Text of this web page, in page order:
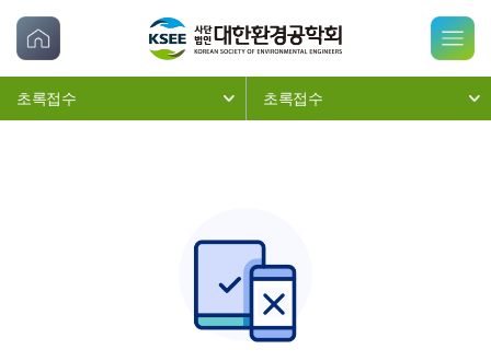
초록접수 초록접수